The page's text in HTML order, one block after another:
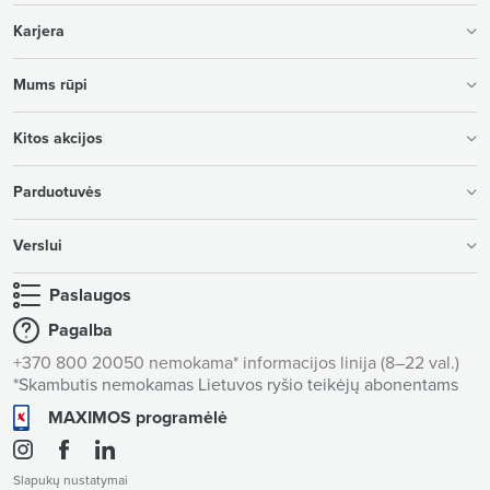
Karjera
Mums rūpi
Kitos akcijos
Parduotuvės
Verslui
Paslaugos
Pagalba
+370 800 20050 nemokama* informacijos linija (8–22 val.)
*Skambutis nemokamas Lietuvos ryšio teikėjų abonentams
MAXIMOS programėlė
Slapukų nustatymai